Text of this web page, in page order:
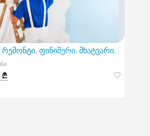
რემონტი. ფინიშერი. მხატვარი. პუტი.
₾